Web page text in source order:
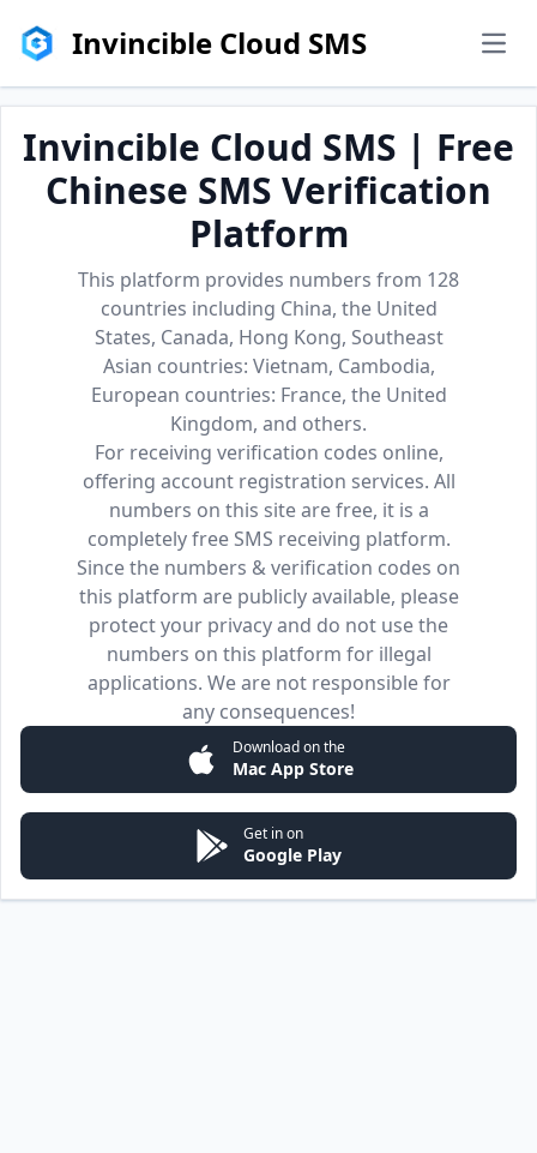
Invincible Cloud SMS
Invincible Cloud SMS | Free
Chinese SMS Verification
Platform
This platform provides numbers from 128
countries including China, the United
States, Canada, Hong Kong, Southeast
Asian countries: Vietnam, Cambodia,
European countries: France, the United
Kingdom, and others.
For receiving verification codes online,
offering account registration services. All
numbers on this site are free, it is a
completely free SMS receiving platform.
Since the numbers & verification codes on
this platform are publicly available, please
protect your privacy and do not use the
numbers on this platform for illegal
applications. We are not responsible for
any consequences!
Download on the
Mac App Store
Get in on
Google Play